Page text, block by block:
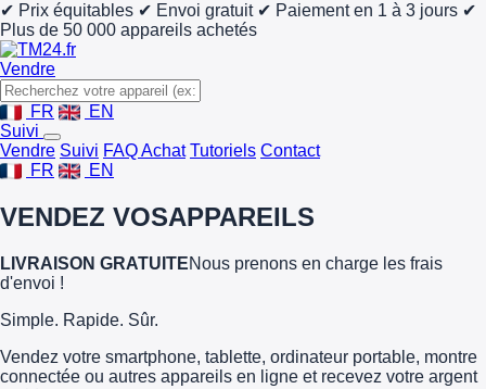
✔ Prix équitables ✔ Envoi gratuit ✔ Paiement en 1 à 3 jours ✔
Plus de 50 000 appareils achetés
Vendre
FR
EN
Suivi
Vendre Suivi FAQ Achat Tutoriels Contact
FR
EN
VENDEZ VOSAPPAREILS
LIVRAISON GRATUITENous prenons en charge les frais
d'envoi !
Simple. Rapide. Sûr.
Vendez votre smartphone, tablette, ordinateur portable, montre
connectée ou autres appareils en ligne et recevez votre argent